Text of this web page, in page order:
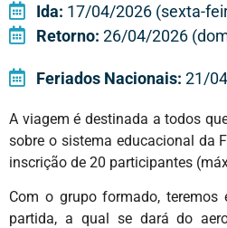
Ida: 17/04/2026 (sexta-
Retorno: 26/04/2026
Feriados Nacionais: 21/
A viagem é destinada a todos
sobre o sistema educacional da
inscrição de 20 participantes
Com o grupo formado, teremos
partida, a qual se dará do